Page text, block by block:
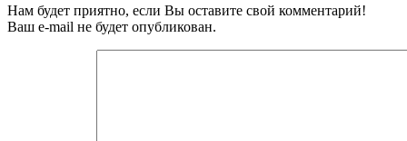
Нам будет приятно, если Вы оставите свой комментарий!
Ваш e-mail не будет опубликован.